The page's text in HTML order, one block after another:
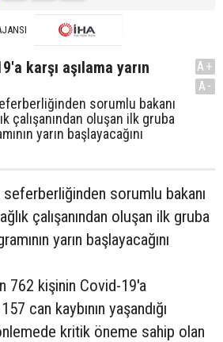
karşı aşılama yarın
sorumlu bakanı
çalışanından oluşan ilk gruba
yarın başlayacağını
A+
A-
seferberliğinden sorumlu bakanı
çalışanından oluşan ilk gruba
yarın başlayacağını
762 kişinin Covid-19'a
can kaybının yaşandığı
kritik öneme sahip olan